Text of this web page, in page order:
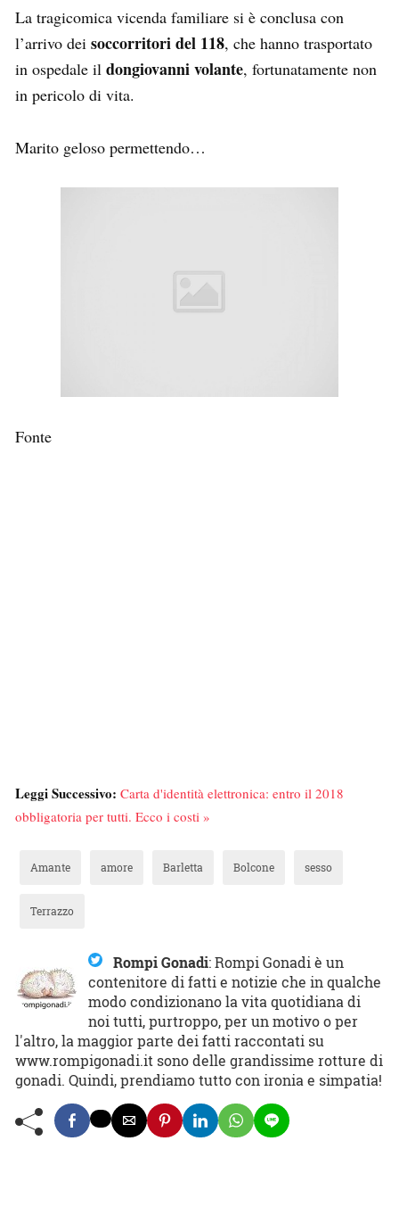
La tragicomica vicenda familiare si è conclusa con
l’arrivo dei soccorritori del 118, che hanno trasportato
in ospedale il dongiovanni volante, fortunatamente non
in pericolo di vita.
Marito geloso permettendo…
Fonte
Leggi Successivo: Carta d'identità elettronica: entro il 2018
obbligatoria per tutti. Ecco i costi »
Amante amore Barletta Bolcone sesso
Terrazzo
Rompi Gonadi:Rompi Gonadi è un
contenitore di fatti e notizie che in qualche
modo condizionano la vita quotidiana di
noi tutti, purtroppo, per un motivo o per
l'altro, la maggior parte dei fatti raccontati su
www.rompigonadi.it sono delle grandissime rotture di
gonadi. Quindi, prendiamo tutto con ironia e simpatia!